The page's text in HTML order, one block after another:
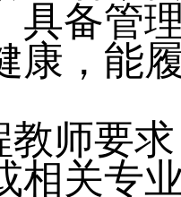
具备管
康，能
师要求
相关专